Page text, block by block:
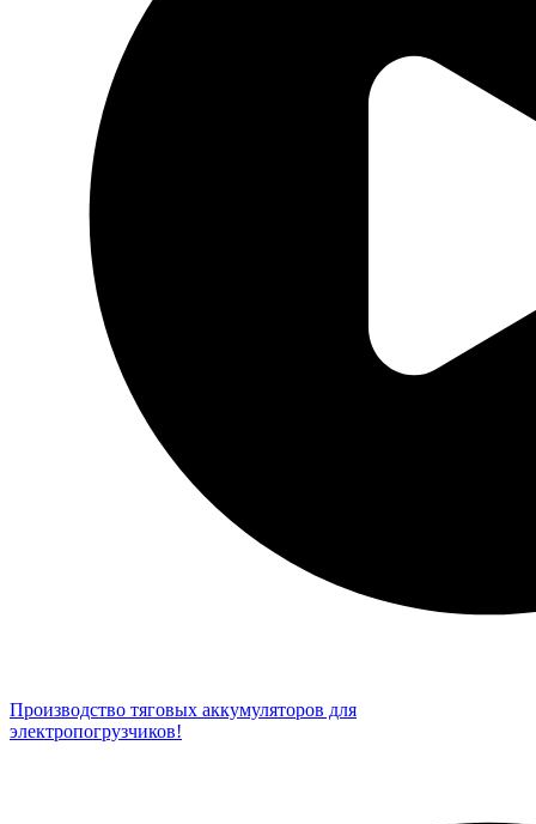
Производство тяговых аккумуляторов для
электропогрузчиков!